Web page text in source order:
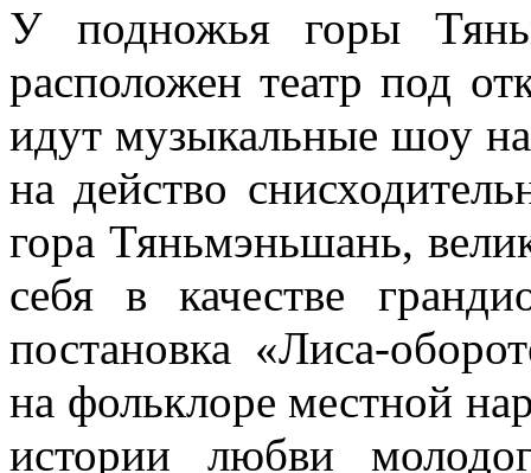
У подножья горы
расположен театр под
идут музыкальные шоу
на действо
гора Тяньмэньшань,
себя в качестве
постановка «Лиса-
на фольклоре местной
истории любви